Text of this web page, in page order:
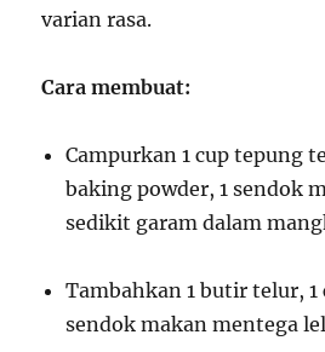
varian rasa.
Cara membuat:
Campurkan 1 cup tepung
baking powder, 1 sendok
sedikit garam dalam
Tambahkan 1 butir telur, 1
sendok makan mentega